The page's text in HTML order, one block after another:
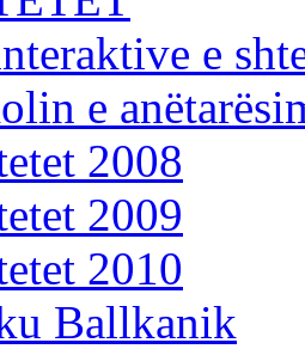
e
e
2008
2009
2010
Ballkanik